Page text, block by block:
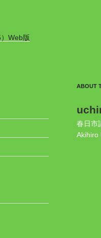
Web版
ABOUT
春日市
Akihiro